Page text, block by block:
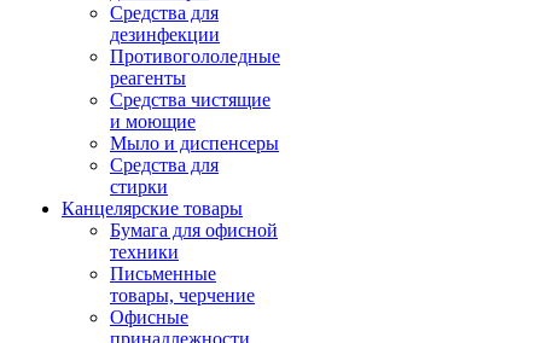
Средства для
дезинфекции
Противогололедные
реагенты
Средства чистящие
и моющие
Мыло и диспенсеры
Средства для
стирки
Канцелярские товары
Бумага для офисной
техники
Письменные
товары, черчение
Офисные
принадлежности